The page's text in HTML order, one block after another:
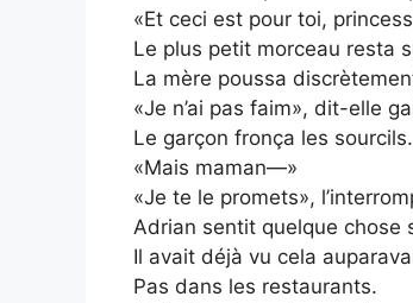
«Et ceci est pour toi,
Le plus petit morceau resta
La mère poussa
«Je n’ai pas faim», dit-elle
Le garçon fronça les sourcils.
«Mais maman—»
«Je te le promets»,
Adrian sentit quelque chose
Il avait déjà vu cela
Pas dans les restaurants.